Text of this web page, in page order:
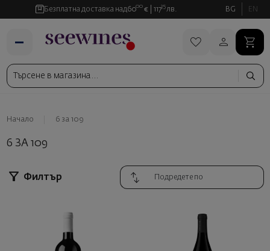
Безплатна доставка над6000 € 11735 лв. BG EN
Начало 6 за 109
6 ЗА 109
Филтър